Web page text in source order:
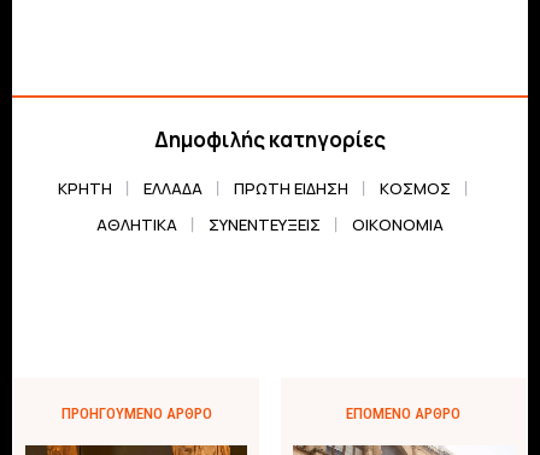
Δημοφιλής κατηγορίες
ΚΡΗΤΗ ΕΛΛΆΔΑ ΠΡΏΤΗ ΕΊΔΗΣΗ
ΚΌΣΜΟΣ
ΑΘΛΗΤΙΚΆ
ΣΥΝΕΝΤΕΎΞΕΙΣ ΟΙΚΟΝΟΜΊΑ
ΠΡΟΗΓΟΎΜΕΝΟ ΆΡΘΡΟ ΕΠΌΜΕΝΟ ΆΡΘΡΟ